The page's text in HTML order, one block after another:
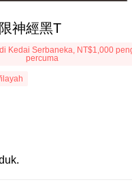
神經黑T
Kedai Serbaneka, NT$1,000
percuma